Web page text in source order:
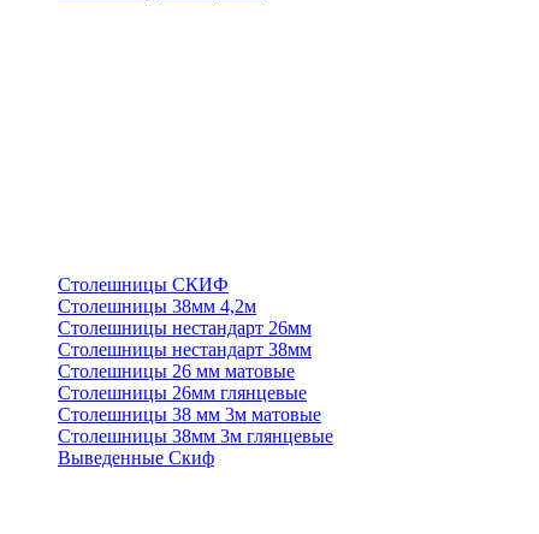
Столешницы СКИФ
Столешницы 38мм 4,2м
Столешницы нестандарт 26мм
Столешницы нестандарт 38мм
Столешницы 26 мм матовые
Столешницы 26мм глянцевые
Столешницы 38 мм 3м матовые
Столешницы 38мм 3м глянцевые
Выведенные Скиф